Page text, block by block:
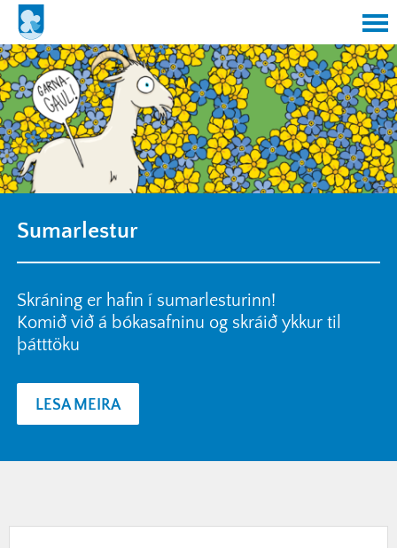
Sumarlestur
Skráning er hafin í sumarlesturinn!
Komið við á bókasafninu og skráið ykkur til
þátttöku
LESA MEIRA